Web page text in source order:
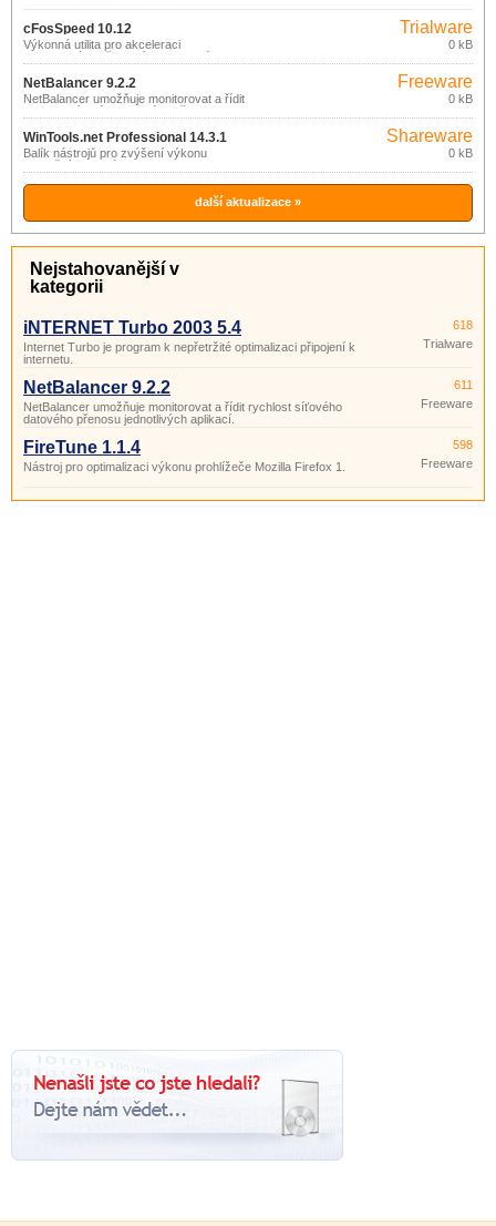
cFosSpeed 10.12
Výkonná utilita pro akceleraci
internetového připojení realizovaného
prostřednictvím DSL, kabelu, ISDN.
Trialware
0 kB
NetBalancer 9.2.2
NetBalancer umožňuje monitorovat a řídit
rychlost síťového datového přenosu
jednotlivých aplikací.
Freeware
0 kB
WinTools.net Professional 14.3.1
Balík nástrojů pro zvýšení výkonu
operačního systému.
Shareware
0 kB
další aktualizace »
Nejstahovanější v
kategorii
iNTERNET Turbo 2003 5.4
Internet Turbo je program k nepřetržité optimalizaci připojení k
internetu.
618
Trialware
NetBalancer 9.2.2
NetBalancer umožňuje monitorovat a řídit rychlost síťového
datového přenosu jednotlivých aplikací.
611
Freeware
FireTune 1.1.4
Nástroj pro optimalizaci výkonu prohlížeče Mozilla Firefox 1.
598
Freeware